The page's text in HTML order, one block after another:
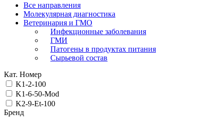
Все направления
Молекулярная диагностика
Ветеринария и ГМО
Инфекционные заболевания
ГМИ
Патогены в продуктах питания
Сырьевой состав
Кат. Номер
K1-2-100
K1-6-50-Mod
K2-9-Et-100
Бренд